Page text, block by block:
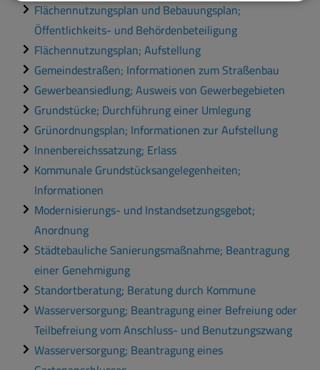
Flächennutzungsplan und Bebauungsplan;
Öffentlichkeits- und Behördenbeteiligung
Flächennutzungsplan; Aufstellung
Gemeindestraßen; Informationen zum Straßenbau
Gewerbeansiedlung; Ausweis von Gewerbegebieten
Grundstücke; Durchführung einer Umlegung
Grünordnungsplan; Informationen zur Aufstellung
Innenbereichssatzung; Erlass
Kommunale Grundstücksangelegenheiten;
Informationen
Modernisierungs- und Instandsetzungsgebot;
Anordnung
Städtebauliche Sanierungsmaßnahme; Beantragung
einer Genehmigung
Standortberatung; Beratung durch Kommune
Wasserversorgung; Beantragung einer Befreiung oder
Teilbefreiung vom Anschluss- und Benutzungszwang
Wasserversorgung; Beantragung eines